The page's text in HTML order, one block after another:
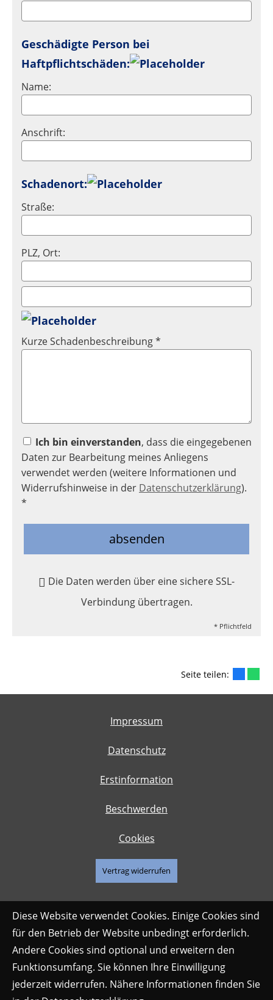
Geschädigte Person bei
Haftpflichtschäden:
Name:
Anschrift:
Schadenort:
Straße:
PLZ, Ort:
Kurze Schadenbeschreibung *
Ich bin einverstanden, dass die eingegebenen
Daten zur Bearbeitung meines Anliegens
verwendet werden (weitere Informationen und
Widerrufshinweise in der Datenschutzerklärung).
*
absenden
Die Daten werden über eine sichere SSL-
Verbindung übertragen.
* Pflichtfeld
Seite teilen:
Impressum
Datenschutz
Erstinformation
Beschwerden
Cookies
Vertrag widerrufen
Diese Website verwendet Cookies. Einige Cookies sind
für den Betrieb der Website unbedingt erforderlich.
Andere Cookies sind optional und erweitern den
Funktionsumfang. Sie können Ihre Einwilligung
jederzeit widerrufen. Nähere Informationen finden Sie